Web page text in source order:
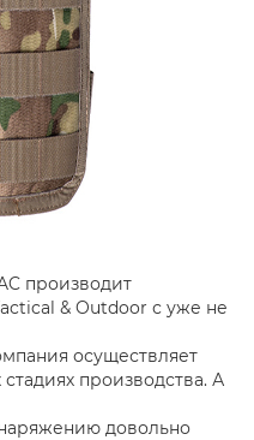
производит
& Outdoor с уже не
осуществляет
производства. А
довольно